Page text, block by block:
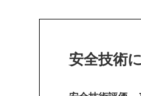
安全技術